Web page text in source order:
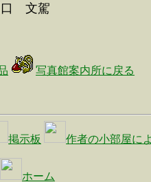
口 文駕
写真館案内所に戻る
掲示板 作者の小部屋に
ホーム